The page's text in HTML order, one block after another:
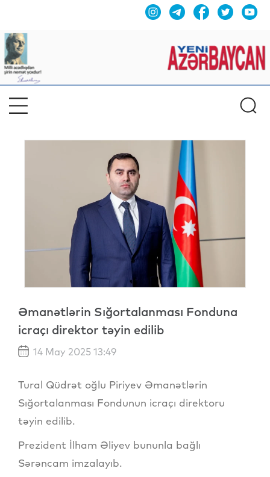
Əmanətlərin Sığortalanması Fonduna
icraçı direktor təyin edilib
14 May 2025 13:49
Tural Qüdrət oğlu Piriyev Əmanətlərin
Sığortalanması Fondunun icraçı direktoru
təyin edilib.
Prezident İlham Əliyev bununla bağlı
Sərəncam imzalayıb.